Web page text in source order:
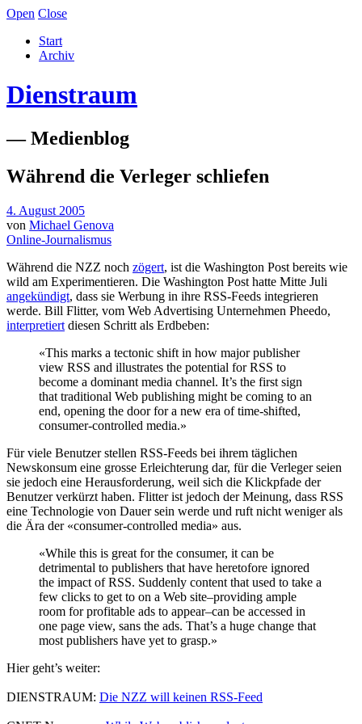
Open Close
Start
Archiv
Dienstraum
— Medienblog
Während die Verleger schliefen
4. August 2005
von Michael Genova
Online-Journalismus
Während die NZZ noch zögert, ist die Washington Post bereits wie
wild am Experimentieren. Die Washington Post hatte Mitte Juli
angekündigt, dass sie Werbung in ihre RSS-Feeds integrieren
werde. Bill Flitter, vom Web Advertising Unternehmen Pheedo,
interpretiert diesen Schritt als Erdbeben:
«This marks a tectonic shift in how major publisher
view RSS and illustrates the potential for RSS to
become a dominant media channel. It’s the first sign
that traditional Web publishing might be coming to an
end, opening the door for a new era of time-shifted,
consumer-controlled media.»
Für viele Benutzer stellen RSS-Feeds bei ihrem täglichen
Newskonsum eine grosse Erleichterung dar, für die Verleger seien
sie jedoch eine Herausforderung, weil sich die Klickpfade der
Benutzer verkürzt haben. Flitter ist jedoch der Meinung, dass RSS
eine Technologie von Dauer sein werde und ruft nicht weniger als
die Ära der «consumer-controlled media» aus.
«While this is great for the consumer, it can be
detrimental to publishers that have heretofore ignored
the impact of RSS. Suddenly content that used to take a
few clicks to get to on a Web site–providing ample
room for profitable ads to appear–can be accessed in
one page view, sans the ads. That’s a huge change that
most publishers have yet to grasp.»
Hier geht’s weiter:
DIENSTRAUM: Die NZZ will keinen RSS-Feed